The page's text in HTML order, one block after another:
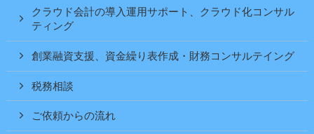
クラウド会計の導入運用サポート、クラウド化コンサル
ティング
創業融資支援、資金繰り表作成・財務コンサルテイング
税務相談
ご依頼からの流れ